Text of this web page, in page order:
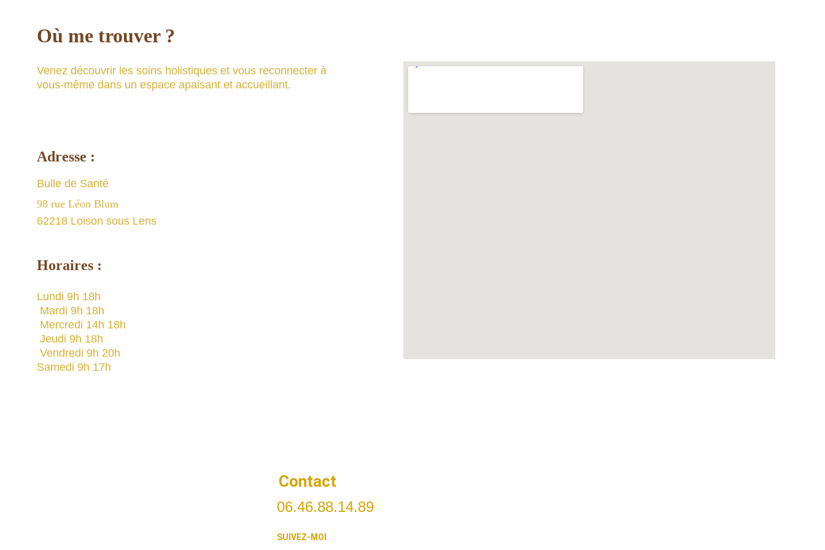
Où me trouver ?
Venez découvrir les soins holistiques et vous reconnecter à
vous-même dans un espace apaisant et accueillant.
Adresse :
Bulle de Santé
Horaires :
Lundi 9h 18h
Mardi 9h 18h
Mercredi 14h 18h
Jeudi 9h 18h
Vendredi 9h 20h
Samedi 9h 17h
98 rue Léon Blum
62218 Loison sous Lens
Contact
SUIVEZ-MOI
06.46.88.14.89